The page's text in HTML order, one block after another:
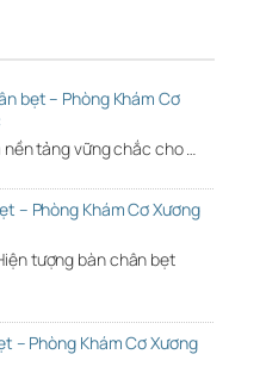
bẹt – Phòng Khám Cơ
tảng vững chắc cho …
– Phòng Khám Cơ Xương
tượng bàn chân bẹt
– Phòng Khám Cơ Xương